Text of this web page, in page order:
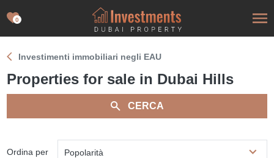
0
Investimenti immobiliari negli EAU
Properties for sale in Dubai Hills
CERCA
Ordina per Popolarità